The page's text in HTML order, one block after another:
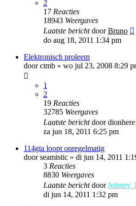
2
17 Reacties
18943 Weergaves
Laatste berichtdoorBruno
do aug 18, 2011 1:34 pm
Elektronisch proleem
doorctmb » wo jul 23, 2008 8:29
1
2
19 Reacties
32785 Weergaves
Laatste berichtdoordionhere
za jun 18, 2011 6:25 pm
114gta loopt onregelmatig
doorseamistic » di jun 14, 2011
3 Reacties
8830 Weergaves
Laatste berichtdoor
di jun 14, 2011 1:32 pm